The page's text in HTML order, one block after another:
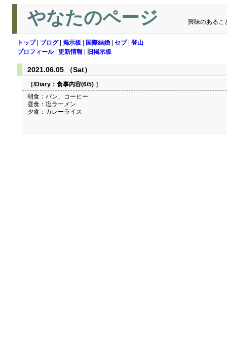
やなたのページ 興味のあるこ
トップ| ブログ| 掲示板 国際結婚 セブ| 登山
プロフィール| 更新情報 旧掲示板
2021.06.05 （Sat）
［/Diary： 食事内容(6/5) ］
朝食：パン、コーヒー
昼食：塩ラーメン
夕食：カレーライス